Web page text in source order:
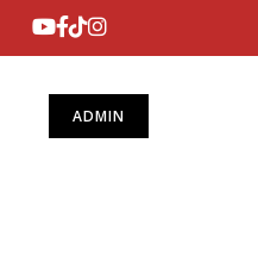
ADMIN